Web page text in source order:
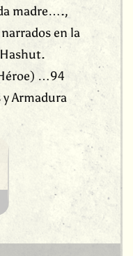
madre….,
en la
…94
Armadura